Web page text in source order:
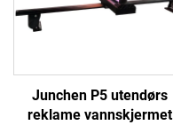
Junchen P5 utendørs
reklame vannskjermet